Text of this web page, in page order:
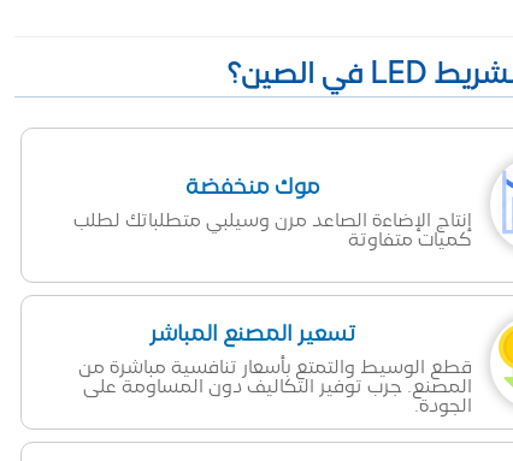
موك منخفضة
إنتاج الإضاءة الصاعد مرن وسيلبي متطلباتك لطلب
كميات متفاوتة
تسعير المصنع المباشر
قطع الوسيط والتمتع بأسعار تنافسية مباشرة من
المصنع. جرب توفير التكاليف دون المساومة على
الجودة.